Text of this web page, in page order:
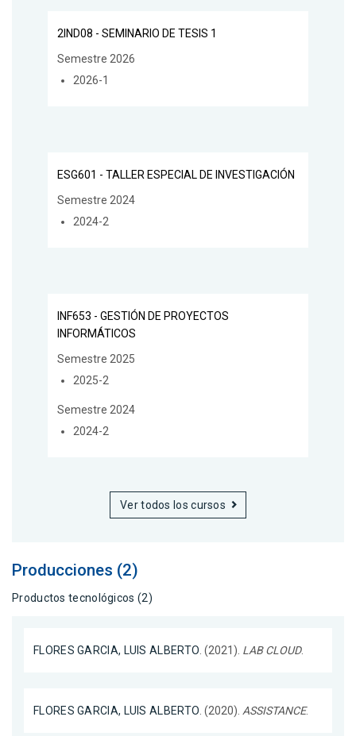
2IND08 - SEMINARIO DE TESIS 1
Semestre 2026
2026-1
ESG601 - TALLER ESPECIAL DE INVESTIGACIÓN
Semestre 2024
2024-2
INF653 - GESTIÓN DE PROYECTOS
INFORMÁTICOS
Semestre 2025
2025-2
Semestre 2024
2024-2
Ver todos los cursos
Producciones (2)
Productos tecnológicos (2)
FLORES GARCIA, LUIS ALBERTO . (2021). LAB CLOUD.
FLORES GARCIA, LUIS ALBERTO . (2020). ASSISTANCE.